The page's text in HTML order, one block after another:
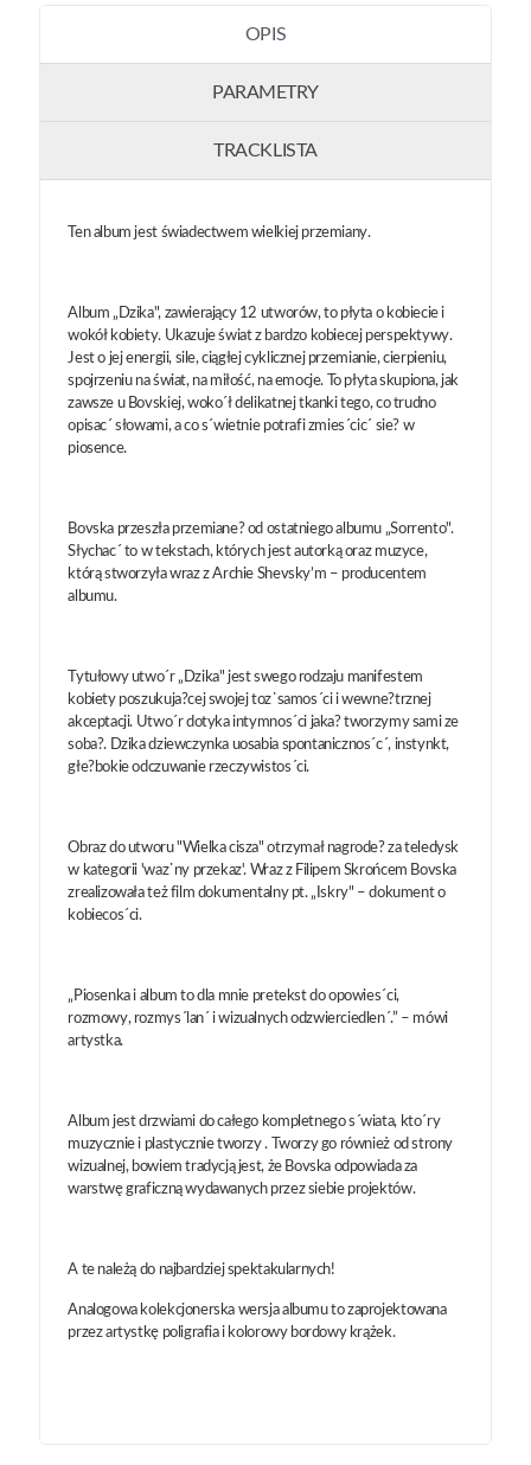
OPIS
PARAMETRY
TRACKLISTA
Ten album jest świadectwem wielkiej przemiany.
Album „Dzika", zawierający 12 utworów, to płyta o kobiecie i
wokół kobiety. Ukazuje świat z bardzo kobiecej perspektywy.
Jest o jej energii, sile, ciągłej cyklicznej przemianie, cierpieniu,
spojrzeniu na świat, na miłość, na emocje. To płyta skupiona, jak
zawsze u Bovskiej, woko´ł delikatnej tkanki tego, co trudno
opisac´ słowami, a co s´wietnie potrafi zmies´cic´ sie? w
piosence.
Bovska przeszła przemiane? od ostatniego albumu „Sorrento".
Słychac´ to w tekstach, których jest autorką oraz muzyce,
którą stworzyła wraz z Archie Shevsky’m – producentem
albumu.
Tytułowy utwo´r „Dzika" jest swego rodzaju manifestem
kobiety poszukuja?cej swojej toz˙samos´ci i wewne?trznej
akceptacji. Utwo´r dotyka intymnos´ci jaka? tworzymy sami ze
soba?. Dzika dziewczynka uosabia spontanicznos´c´, instynkt,
głe?bokie odczuwanie rzeczywistos´ci.
Obraz do utworu "Wielka cisza" otrzymał nagrode? za teledysk
w kategorii 'waz˙ny przekaz'. Wraz z Filipem Skrońcem Bovska
zrealizowała też film dokumentalny pt. „Iskry" – dokument o
kobiecos´ci.
„Piosenka i album to dla mnie pretekst do opowies´ci,
rozmowy, rozmys´lan´ i wizualnych odzwierciedlen´.” – mówi
artystka.
Album jest drzwiami do całego kompletnego s´wiata, kto´ry
muzycznie i plastycznie tworzy . Tworzy go również od strony
wizualnej, bowiem tradycją jest, że Bovska odpowiada za
warstwę graficzną wydawanych przez siebie projektów.
A te należą do najbardziej spektakularnych!
Analogowa kolekcjonerska wersja albumu to zaprojektowana
przez artystkę poligrafia i kolorowy bordowy krążek.